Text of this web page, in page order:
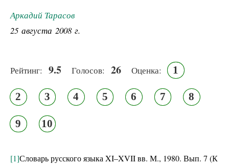
Аркадий Тарасов
25 августа 2008 г.
Рейтинг: 9.5 Голосов: 26 Оценка: 1
2 3 4 5 6 7 8
9 10
[1]Словарь русского языка XI–XVII вв. М., 1980. Вып. 7 (К